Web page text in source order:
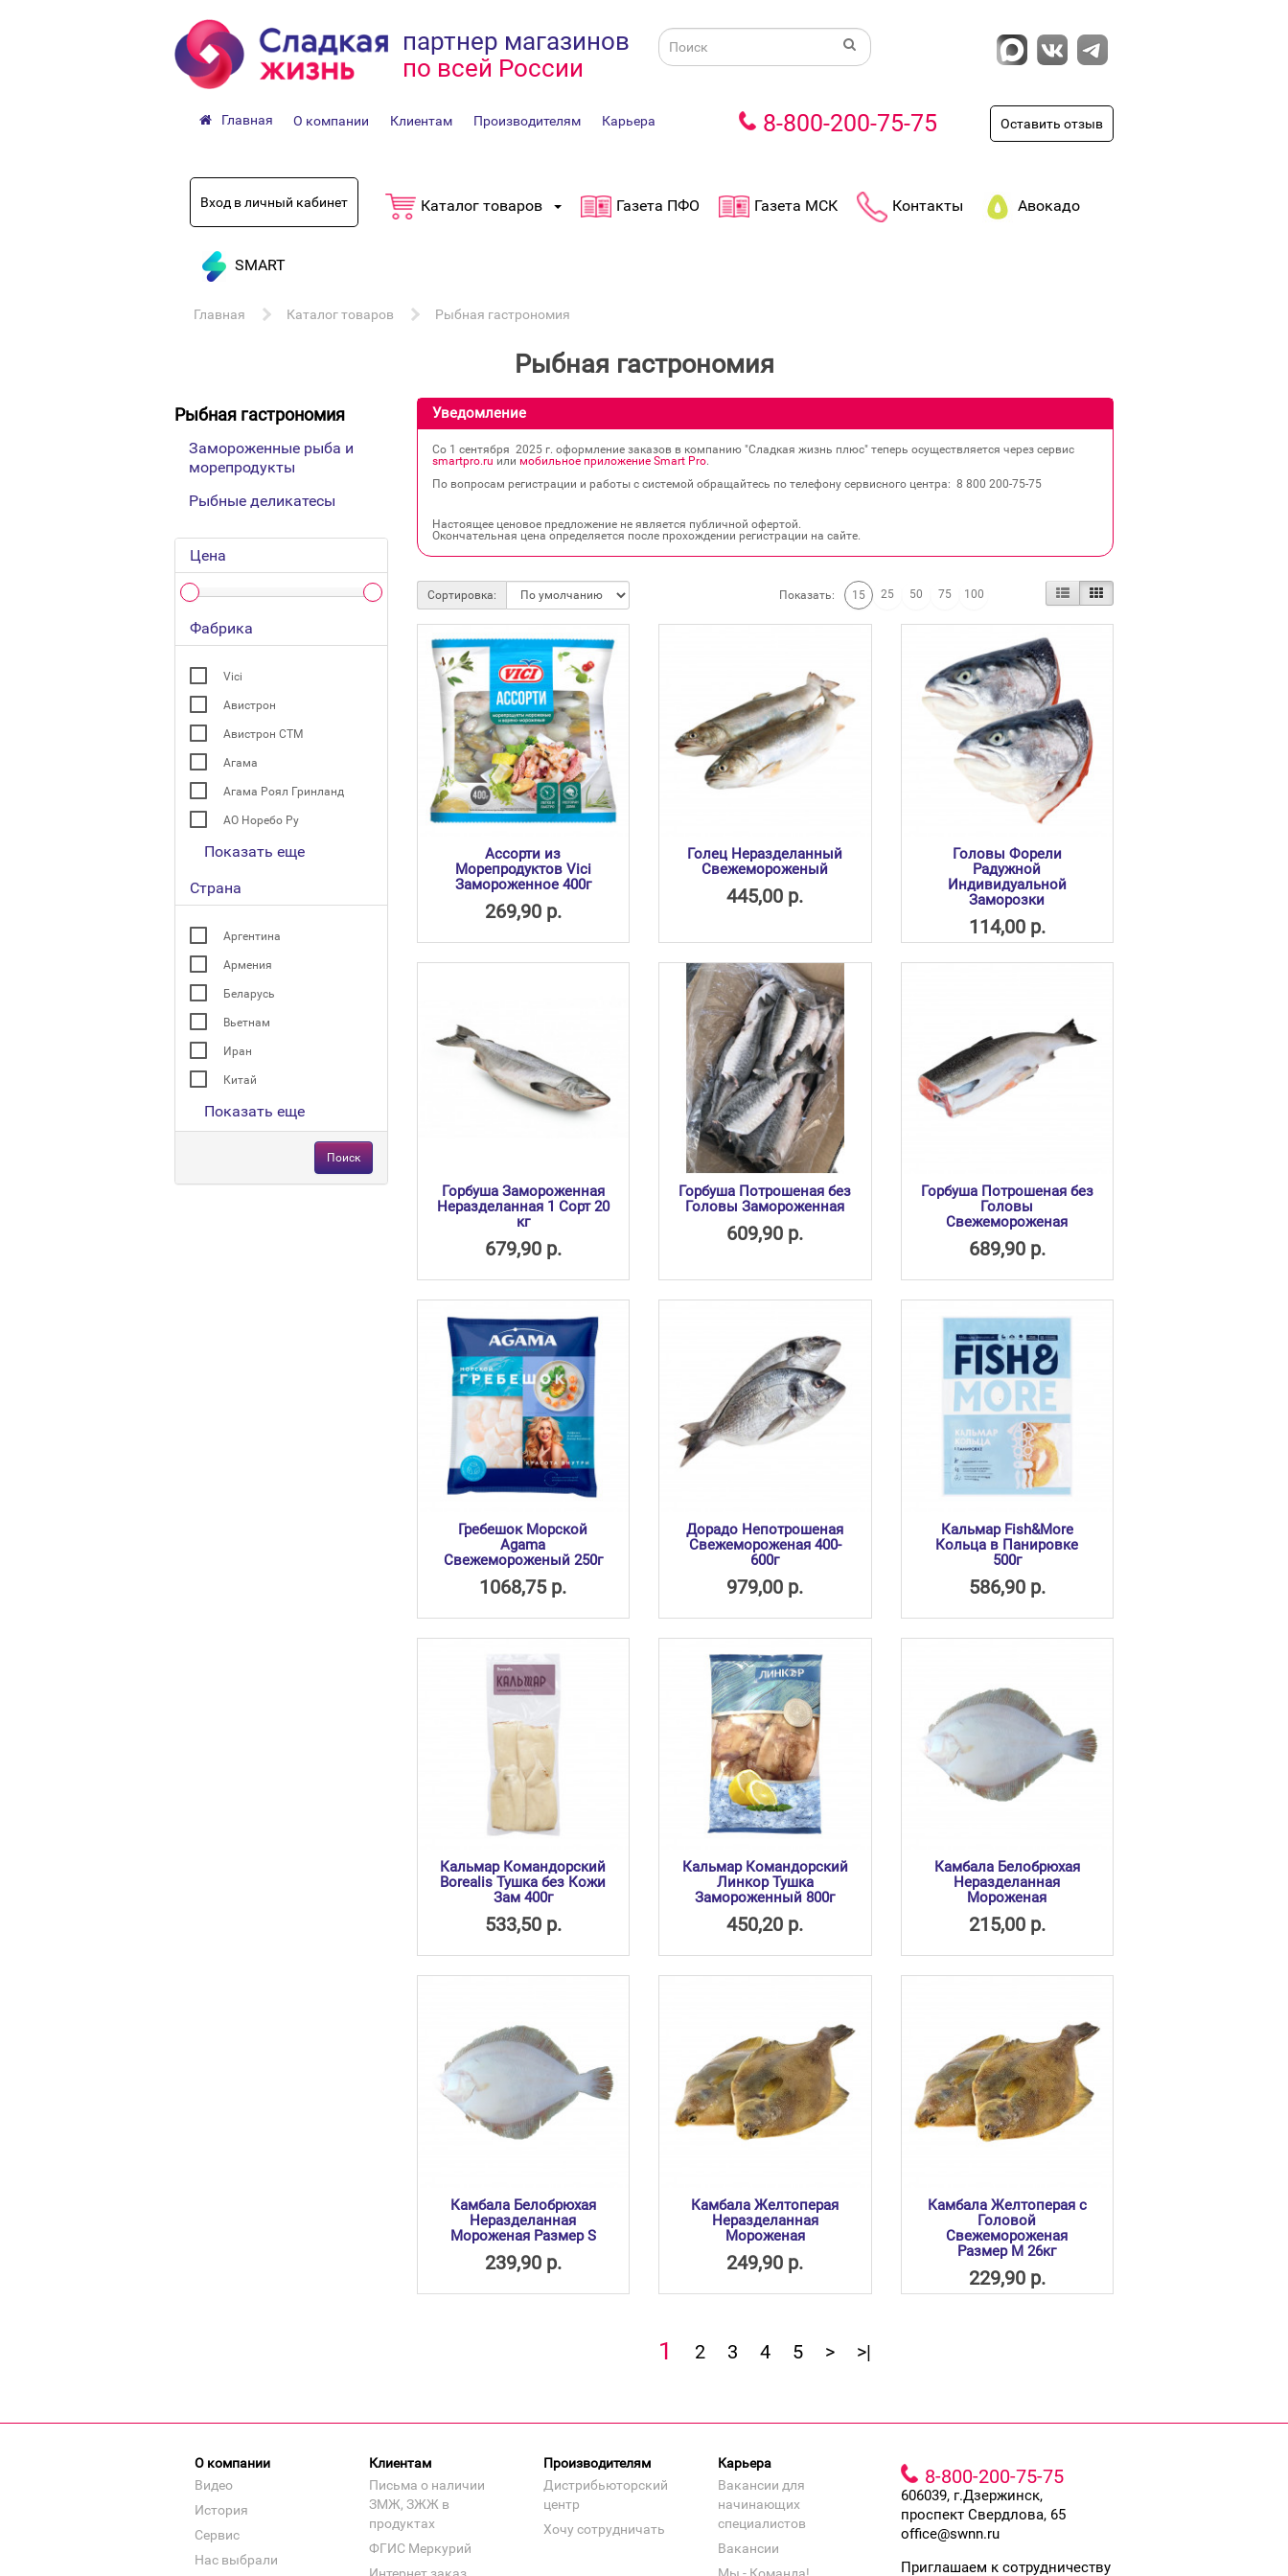
партнер магазинов
по всей России
Главная О компании Клиентам Производителям Карьера 8-800-200-75-75 Оставить отзыв
Вход в личный кабинет Каталог товаров Газета ПФО Газета МСК Контакты Авокадо
SMART
Главная Каталог товаров Рыбная гастрономия
Рыбная гастрономия
Рыбная гастрономия
Замороженные рыба и
морепродукты
Рыбные деликатесы
Цена
Фабрика
Vici
Авистрон
Авистрон СТМ
Агама
Агама Роял Гринланд
АО Норебо Ру
Показать еще
Страна
Аргентина
Армения
Беларусь
Вьетнам
Иран
Китай
Показать еще
Поиск
Уведомление
Со 1 сентября 2025 г. оформление заказов в компанию "Сладкая жизнь плюс" теперь осуществляется через сервис
smartpro.ru или мобильное приложение Smart Pro.
По вопросам регистрации и работы с системой обращайтесь по телефону сервисного центра: 8 800 200‐75‐75
Настоящее ценовое предложение не является публичной офертой.
Окончательная цена определяется после прохождении регистрации на сайте.
Сортировка: Показать: 15 25 50 75 100
Ассорти из
Морепродуктов Vici
Замороженное 400г
269,90 р.
Голец Неразделанный
Свежемороженый
445,00 р.
Головы Форели
Радужной
Индивидуальной
Заморозки
114,00 р.
Горбуша Замороженная
Неразделанная 1 Сорт 20
кг
679,90 р.
Горбуша Потрошеная без
Головы Замороженная
609,90 р.
Горбуша Потрошеная без
Головы
Свежемороженая
689,90 р.
Гребешок Морской
Agama
Свежемороженый 250г
1068,75 р.
Дорадо Непотрошеная
Свежемороженая 400-
600г
979,00 р.
Кальмар Fish&More
Кольца в Панировке
500г
586,90 р.
Кальмар Командорский
Borealis Тушка без Кожи
Зам 400г
533,50 р.
Кальмар Командорский
Линкор Тушка
Замороженный 800г
450,20 р.
Камбала Белобрюхая
Неразделанная
Мороженая
215,00 р.
Камбала Белобрюхая
Неразделанная
Мороженая Размер S
239,90 р.
Камбала Желтоперая
Неразделанная
Мороженая
249,90 р.
Камбала Желтоперая с
Головой
Свежемороженая
Размер М 26кг
229,90 р.
1 2 3 4 5 > >|
О компании
Видео
История
Сервис
Нас выбрали
Клиентам
Письма о наличии
ЗМЖ, ЗЖЖ в
продуктах
ФГИС Меркурий
Интернет заказ
Производителям
Дистрибьюторский
центр
Хочу сотрудничать
Карьера
Вакансии для
начинающих
специалистов
Вакансии
Мы - Команда!
8-800-200-75-75
606039, г.Дзержинск,
проспект Свердлова, 65
office@swnn.ru
Приглашаем к сотрудничеству